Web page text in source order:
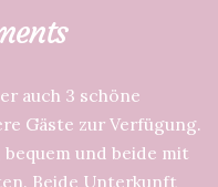
auch 3 schöne
Gäste zur Verfügung.
und beide mit
Beide Unterkunft